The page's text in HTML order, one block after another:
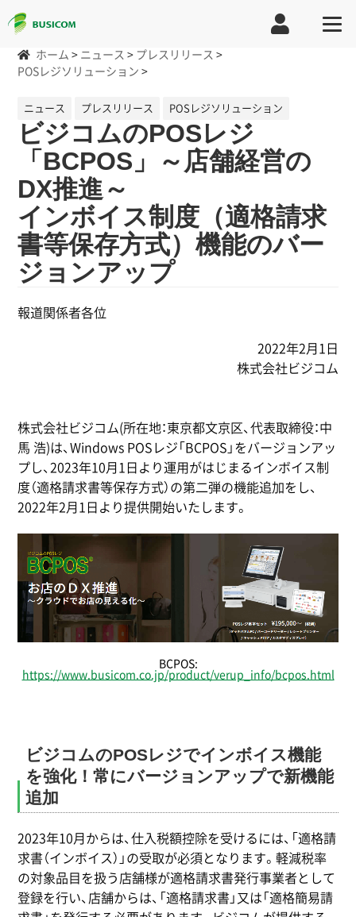
ホーム > ニュース > プレスリリース >
POSレジソリューション >
ニュース プレスリリース POSレジソリューション
ビジコムのPOSレジ
「BCPOS」～店舗経営の
DX推進～
インボイス制度（適格請求
書等保存方式）機能のバー
ジョンアップ
報道関係者各位
2022年2月1日
株式会社ビジコム
株式会社ビジコム(所在地：東京都文京区、代表取締役：中
馬 浩)は、Windows POSレジ「BCPOS」をバージョンアッ
プし、2023年10月1日より運用がはじまるインボイス制
度（適格請求書等保存方式）の第二弾の機能追加をし、
2022年2月1日より提供開始いたします。
BCPOS:
https://www.busicom.co.jp/product/verup_info/bcpos.html
ビジコムのPOSレジでインボイス機能
を強化！常にバージョンアップで新機能
追加
2023年10月からは、仕入税額控除を受けるには、「適格請
求書（インボイス）」の受取が必須となります。軽減税率
の対象品目を扱う店舗様が適格請求書発行事業者として
登録を行い、店舗からは、「適格請求書」又は「適格簡易請